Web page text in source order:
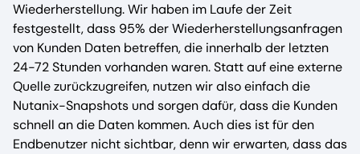
Wiederherstellung. Wir haben im Laufe der Zeit
festgestellt, dass 95% der Wiederherstellungsanfragen
von Kunden Daten betreffen, die innerhalb der letzten
24-72 Stunden vorhanden waren. Statt auf eine externe
Quelle zurückzugreifen, nutzen wir also einfach die
Nutanix-Snapshots und sorgen dafür, dass die Kunden
schnell an die Daten kommen. Auch dies ist für den
Endbenutzer nicht sichtbar, denn wir erwarten, dass das